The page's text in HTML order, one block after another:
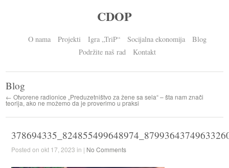
CDOP
O nama Projekti Igra „TriP“ Socijalna ekonomija
Blog
Podržite naš rad
Kontakt
Blog
← Otvorene radionice „Preduzetništvo za žene sa sela“ – šta nam znači
teorija, ako ne možemo da je proverimo u praksi
Posted on okt 17, 2023 in | No Comments